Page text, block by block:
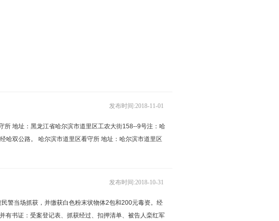
发布时间:2018-11-01
地址：黑龙江省哈尔滨市道里区工农大街158--9号注：哈
哈双公路。 哈尔滨市道里区看守所 地址：哈尔滨市道里区
发布时间:2018-10-31
警当场抓获，并缴获白色粉末状物体2包和200元毒资。经
有书证：受案登记表、抓获经过、扣押清单、被告人栾红军